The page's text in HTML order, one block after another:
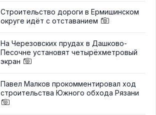
Строительство дороги в Ермишинском
округе идёт с отставанием
На Черезовских прудах в Дашково-
Песочне установят четырёхметровый
экран
Павел Малков прокомментировал ход
строительства Южного обхода Рязани